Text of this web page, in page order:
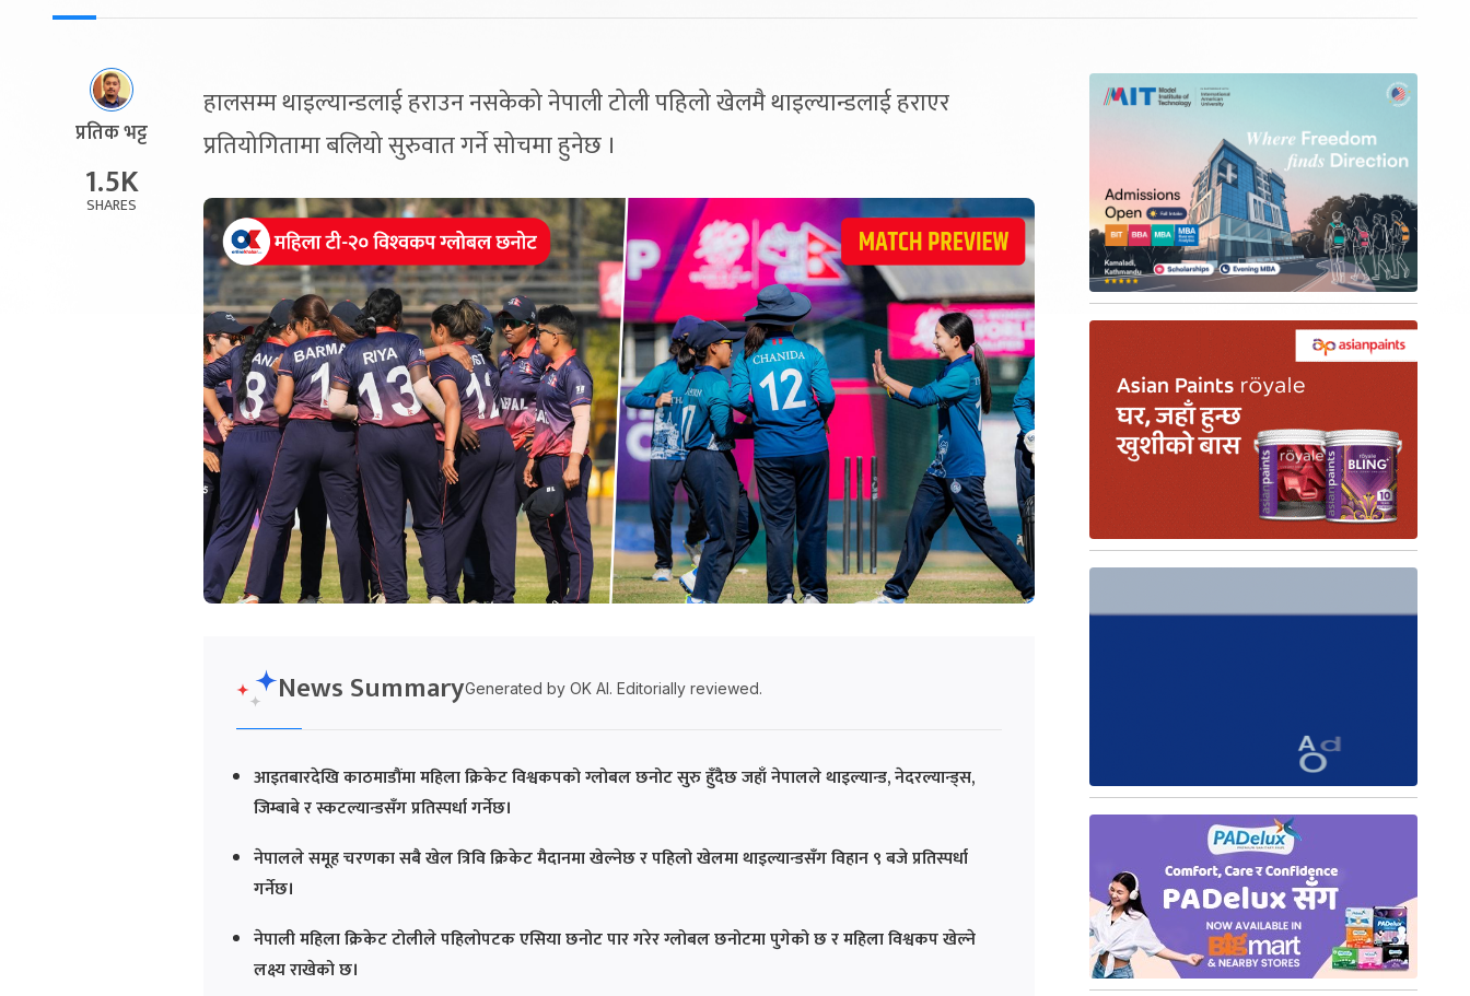
प्रतिक भट्ट
1.5K
SHARES
हालसम्म थाइल्यान्डलाई हराउन नसकेको नेपाली टोली पहिलो खेलमै थाइल्यान्डलाई हराएर
प्रतियोगितामा बलियो सुरुवात गर्ने सोचमा हुनेछ ।
News SummaryGenerated by OK AI. Editorially reviewed.
आइतबारदेखि काठमाडौंमा महिला क्रिकेट विश्वकपको ग्लोबल छनोट सुरु हुँदैछ जहाँ नेपालले थाइल्यान्ड, नेदरल्यान्ड्स,
जिम्बाबे र स्कटल्यान्डसँग प्रतिस्पर्धा गर्नेछ।
नेपालले समूह चरणका सबै खेल त्रिवि क्रिकेट मैदानमा खेल्नेछ र पहिलो खेलमा थाइल्यान्डसँग विहान ९ बजे प्रतिस्पर्धा
गर्नेछ।
नेपाली महिला क्रिकेट टोलीले पहिलोपटक एसिया छनोट पार गरेर ग्लोबल छनोटमा पुगेको छ र महिला विश्वकप खेल्ने
लक्ष्य राखेको छ।